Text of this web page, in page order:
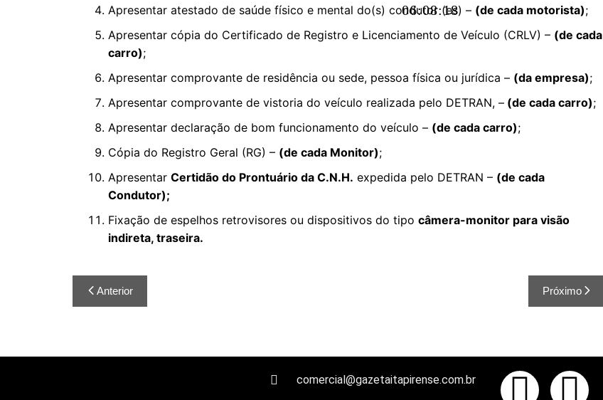
06:08:18
Apresentar atestado de saúde físico e mental do(s) condutor (es) – (de cada motorista);
Apresentar cópia do Certificado de Registro e Licenciamento de Veículo (CRLV) – (de cada
carro);
Apresentar comprovante de residência ou sede, pessoa física ou jurídica – (da empresa);
Apresentar comprovante de vistoria do veículo realizada pelo DETRAN, – (de cada carro);
Apresentar declaração de bom funcionamento do veículo – (de cada carro);
Cópia do Registro Geral (RG) – (de cada Monitor);
Apresentar Certidão do Prontuário da C.N.H. expedida pelo DETRAN – (de cada
Condutor);
Fixação de espelhos retrovisores ou dispositivos do tipo câmera-monitor para visão
indireta, traseira.
Anterior Próximo
comercial@gazetaitapirense.com.br